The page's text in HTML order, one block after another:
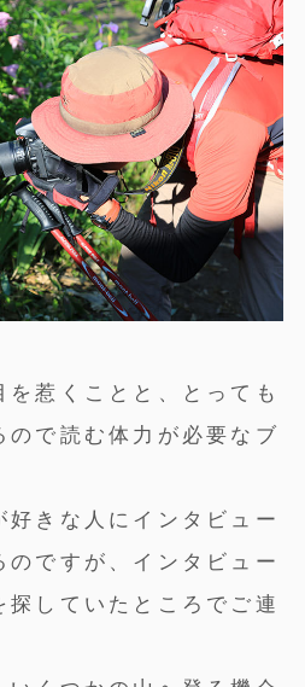
惹くことと、とっても
ので読む体力が必要なブ
好きな人にインタビュー
のですが、インタビュー
探していたところでご連